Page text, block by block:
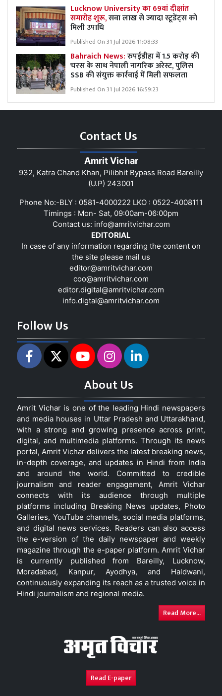
Lucknow University का 69वां दीक्षांत
समारोह शुरू,सवा लाख से ज्यादा स्टूडेंट्स को
मिली उपाधि
Published On 31 Jul 2026 11:08:33
Bahraich News:रुपईडीहा में 1.5 करोड़ की
चरस के साथ नेपाली नागरिक अरेस्ट, पुलिस
SSB की संयुक्त कार्रवाई में मिली सफलता
Published On 31 Jul 2026 16:59:23
Contact Us
Amrit Vichar
932, Katra Chand Khan, Pilibhit Bypass Road Bareilly
(U.P) 243001
Phone No:-BLY : 0581-4000222 LKO : 0522-4008111
Timings : Mon- Sat, 09:00am-06:00pm
Contact us: info@amritvichar.com
EDITORIAL
In case of any information regarding the content on
the site please mail us
editor@amritvichar.com
coo@amritvichar.com
editor.digital@amritvichar.com
info.digtal@amritvichar.com
Follow Us
About Us
Amrit Vichar is one of the leading Hindi newspapers
and media houses in Uttar Pradesh and Uttarakhand,
with a strong and growing presence across print,
digital, and multimedia platforms. Through its news
portal, Amrit Vichar delivers the latest breaking news,
in-depth coverage, and updates in Hindi from India
and around the world. Committed to credible
journalism and reader engagement, Amrit Vichar
connects with its audience through multiple
platforms including Breaking News updates, Photo
Galleries, YouTube channels, social media platforms,
and digital news services. Readers can also access
the e-version of the daily newspaper and weekly
magazine through the e-paper platform. Amrit Vichar
is currently published from Bareilly, Lucknow,
Moradabad, Kanpur, Ayodhya, and Haldwani,
continuously expanding its reach as a trusted voice in
Hindi journalism and regional media.
Read More...
Read E-paper